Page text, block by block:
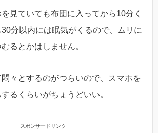
見ていても布団に入ってから10分く
分以内には眠気がくるので、ムリに
るとかはしません。
々とするのがつらいので、スマホを
るくらいがちょうどいい。
スポンサードリンク